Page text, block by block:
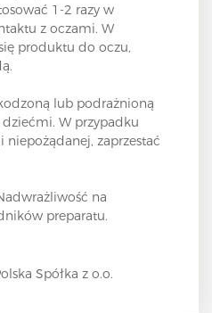
1-2 razy w
z oczami. W
produktu do oczu,
lub podrażnioną
W przypadku
niepożądanej, zaprzestać
na
preparatu.
Spółka z o.o.